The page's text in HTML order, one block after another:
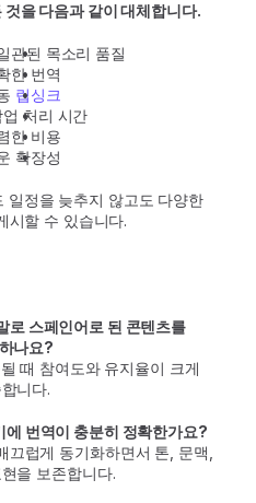
을 다음과 같이 대체합니다.
관된 목소리 품질
한 번역
립싱크
업 처리 시간
한 비용
확장성
일정을 늦추지 않고도 다양한
시할 수 있습니다.
로 스페인어로 된 콘텐츠를
나요?
때 참여도와 유지율이 크게
니다.
번역이 충분히 정확한가요?
럽게 동기화하면서 톤, 문맥,
을 보존합니다.